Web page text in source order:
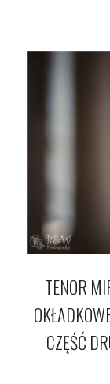
TENOR
CZĘŚĆ